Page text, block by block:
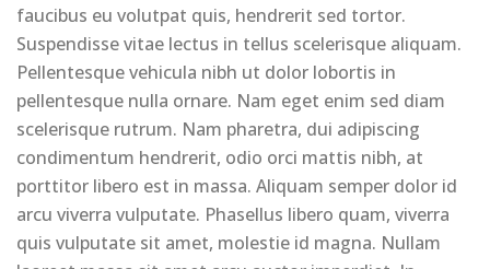
faucibus eu volutpat quis, hendrerit sed tortor.
Suspendisse vitae lectus in tellus scelerisque aliquam.
Pellentesque vehicula nibh ut dolor lobortis in
pellentesque nulla ornare. Nam eget enim sed diam
scelerisque rutrum. Nam pharetra, dui adipiscing
condimentum hendrerit, odio orci mattis nibh, at
porttitor libero est in massa. Aliquam semper dolor id
arcu viverra vulputate. Phasellus libero quam, viverra
quis vulputate sit amet, molestie id magna. Nullam